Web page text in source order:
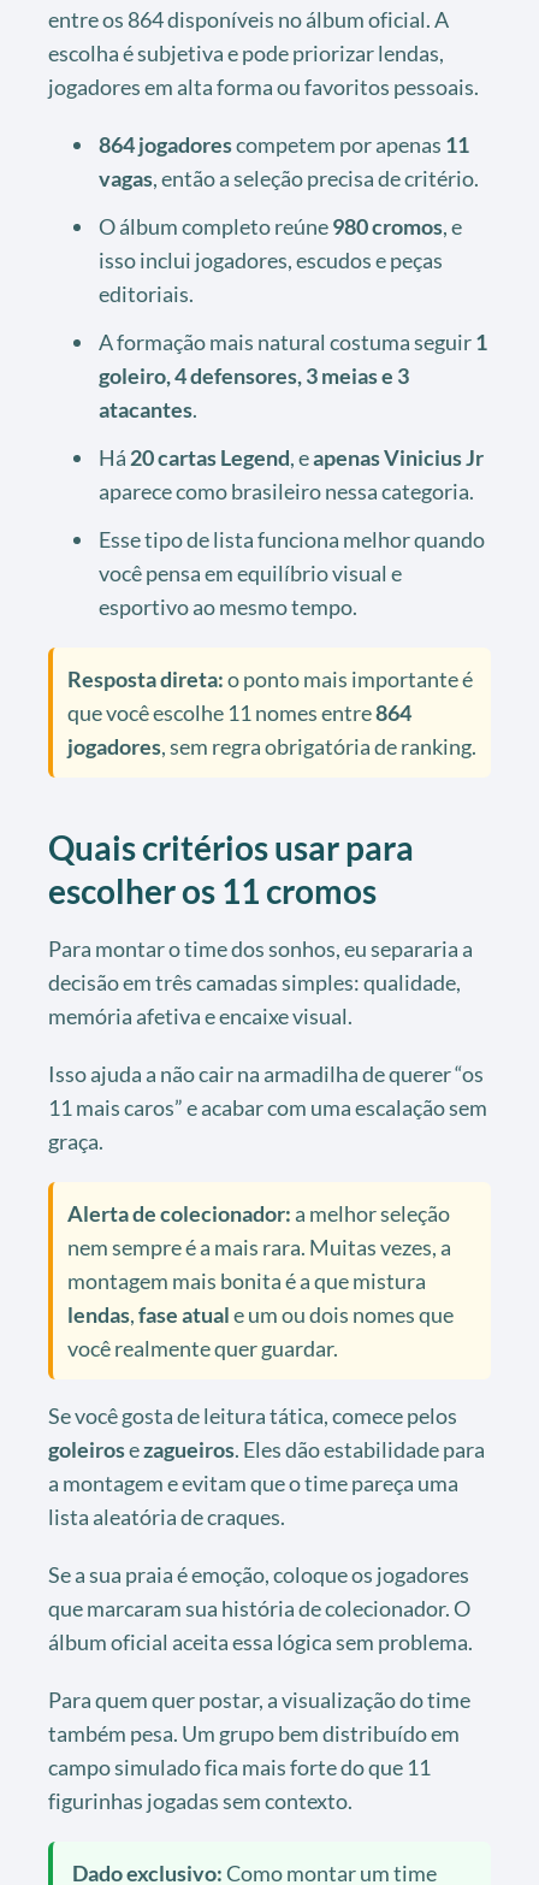
entre os 864 disponíveis no álbum oficial. A
escolha é subjetiva e pode priorizar lendas,
jogadores em alta forma ou favoritos pessoais.
864 jogadorescompetem por apenas 11
vagas, então a seleção precisa de critério.
O álbum completo reúne980 cromos, e
isso inclui jogadores, escudos e peças
editoriais.
A formação mais natural costuma seguir1
goleiro, 4 defensores, 3 meias e 3
atacantes.
Há 20 cartas Legend, eapenas Vinicius Jr
aparece como brasileiro nessa categoria.
Esse tipo de lista funciona melhor quando
você pensa em equilíbrio visual e
esportivo ao mesmo tempo.
Resposta direta:o ponto mais importante é
que você escolhe 11 nomes entre864
jogadores, sem regra obrigatória de ranking.
Quais critérios usar para
escolher os 11 cromos
Para montar o time dos sonhos, eu separaria a
decisão em três camadas simples: qualidade,
memória afetiva e encaixe visual.
Isso ajuda a não cair na armadilha de querer “os
11 mais caros” e acabar com uma escalação sem
graça.
Alerta de colecionador:a melhor seleção
nem sempre é a mais rara. Muitas vezes, a
montagem mais bonita é a que mistura
lendas,fase atuale um ou dois nomes que
você realmente quer guardar.
Se você gosta de leitura tática, comece pelos
goleirosezagueiros. Eles dão estabilidade para
a montagem e evitam que o time pareça uma
lista aleatória de craques.
Se a sua praia é emoção, coloque os jogadores
que marcaram sua história de colecionador. O
álbum oficial aceita essa lógica sem problema.
Para quem quer postar, a visualização do time
também pesa. Um grupo bem distribuído em
campo simulado fica mais forte do que 11
figurinhas jogadas sem contexto.
Dado exclusivo:Como montar um time